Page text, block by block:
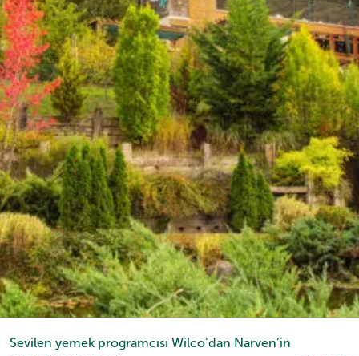
Sevilen yemek programcısı Wilco’dan Narven’in